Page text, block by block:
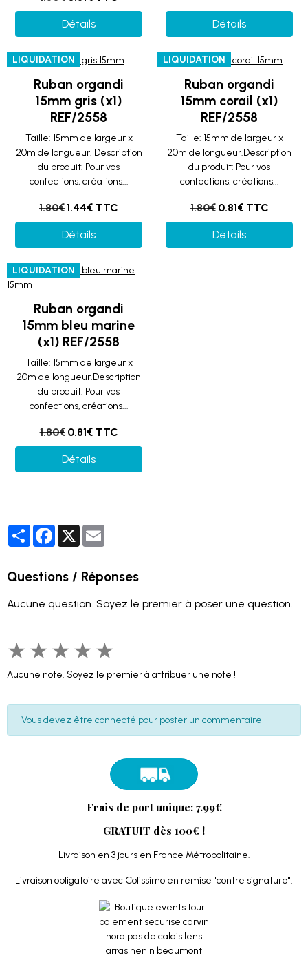
Détails Détails
LIQUIDATION
Ruban organdi
15mm gris (x1)
REF/2558
Taille: 15mm de largeur x
20m de longueur. Description
du produit: Pour vos
confections, créations...
1.80€1.44€ TTC
Détails
LIQUIDATION
Ruban organdi
15mm corail (x1)
REF/2558
Taille: 15mm de largeur x
20m de longueur.Description
du produit: Pour vos
confections, créations...
1.80€ 0.81€ TTC
Détails
LIQUIDATION
Ruban organdi
15mm bleu marine
(x1) REF/2558
Taille: 15mm de largeur x
20m de longueur.Description
du produit: Pour vos
confections, créations...
1.80€ 0.81€ TTC
Détails
PartagerFacebook
X
Questions / Réponses
Aucune question. Soyez le premier à poser une question.
★ ★ ★ ★ ★
Aucune note. Soyez le premier à attribuer une note !
Vous devez être connecté pour poster un commentaire
Frais de port unique: 7.99€
GRATUIT dès 100€ !
Livraison en 3 jours en France Métropolitaine.
Livraison obligatoire avec Colissimo en remise "contre signature".